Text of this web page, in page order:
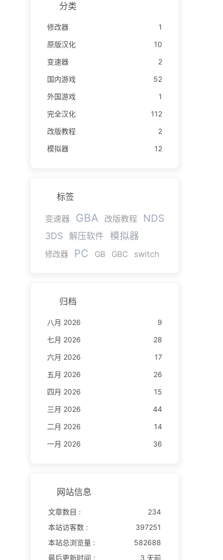
分类
修改器
1
原版汉化
10
变速器
2
国内游戏
52
外国游戏
1
完全汉化
112
改版教程
2
模拟器
12
标签
变速器 GBA 改版教程 NDS
3DS 解压软件 模拟器
修改器 PC GB GBC switch
归档
八月 2026
9
七月 2026
28
六月 2026
17
五月 2026
26
四月 2026
15
三月 2026
44
二月 2026
14
一月 2026
36
网站信息
文章数目 :
234
本站访客数 :
397251
本站总浏览量 :
582688
最后更新时间 :
3 天前